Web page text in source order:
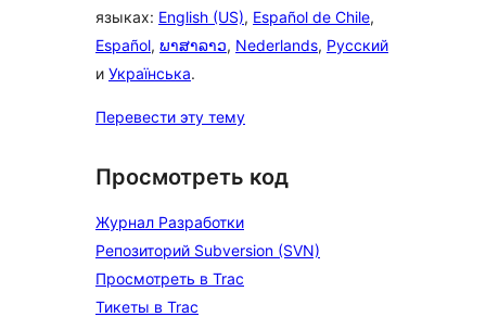
языках: English (US), Español de Chile,
Español, ພາສາລາວ, Nederlands, Русский
и Українська.
Перевести эту тему
Просмотреть код
Журнал Разработки
Репозиторий Subversion (SVN)
Просмотреть в Trac
Тикеты в Trac